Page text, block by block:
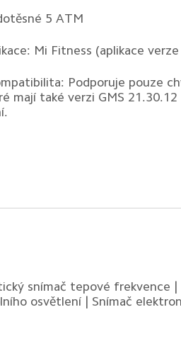
5 ATM
Mi Fitness (aplikace verze
Podporuje pouze
mají také verzi GMS
snímač tepové frekvence |
osvětlení | Snímač